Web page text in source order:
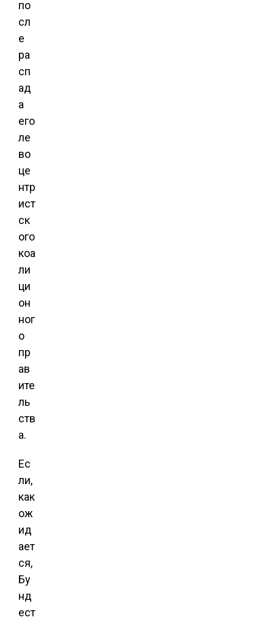
по
сл
е
ра
сп
ад
а
его
ле
во
це
нтр
ист
ск
ого
коа
ли
ци
он
ног
о
пр
ав
ите
ль
ств
а.
Ес
ли,
как
ож
ид
ает
ся,
Бу
нд
ест